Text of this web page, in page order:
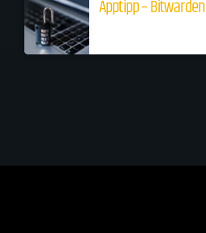
Apptipp – Bitwarden